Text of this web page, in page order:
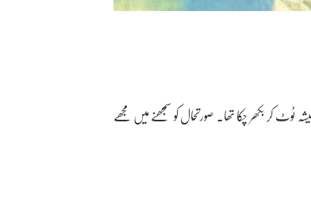
کر بکھر چُکا تھا۔ صورتحال کو سمجھنے میں مجھے